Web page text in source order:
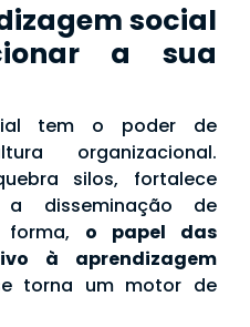
social
a sua
tem o poder de
organizacional.
silos, fortalece
disseminação de
forma, o papel das
à aprendizagem
torna um motor de